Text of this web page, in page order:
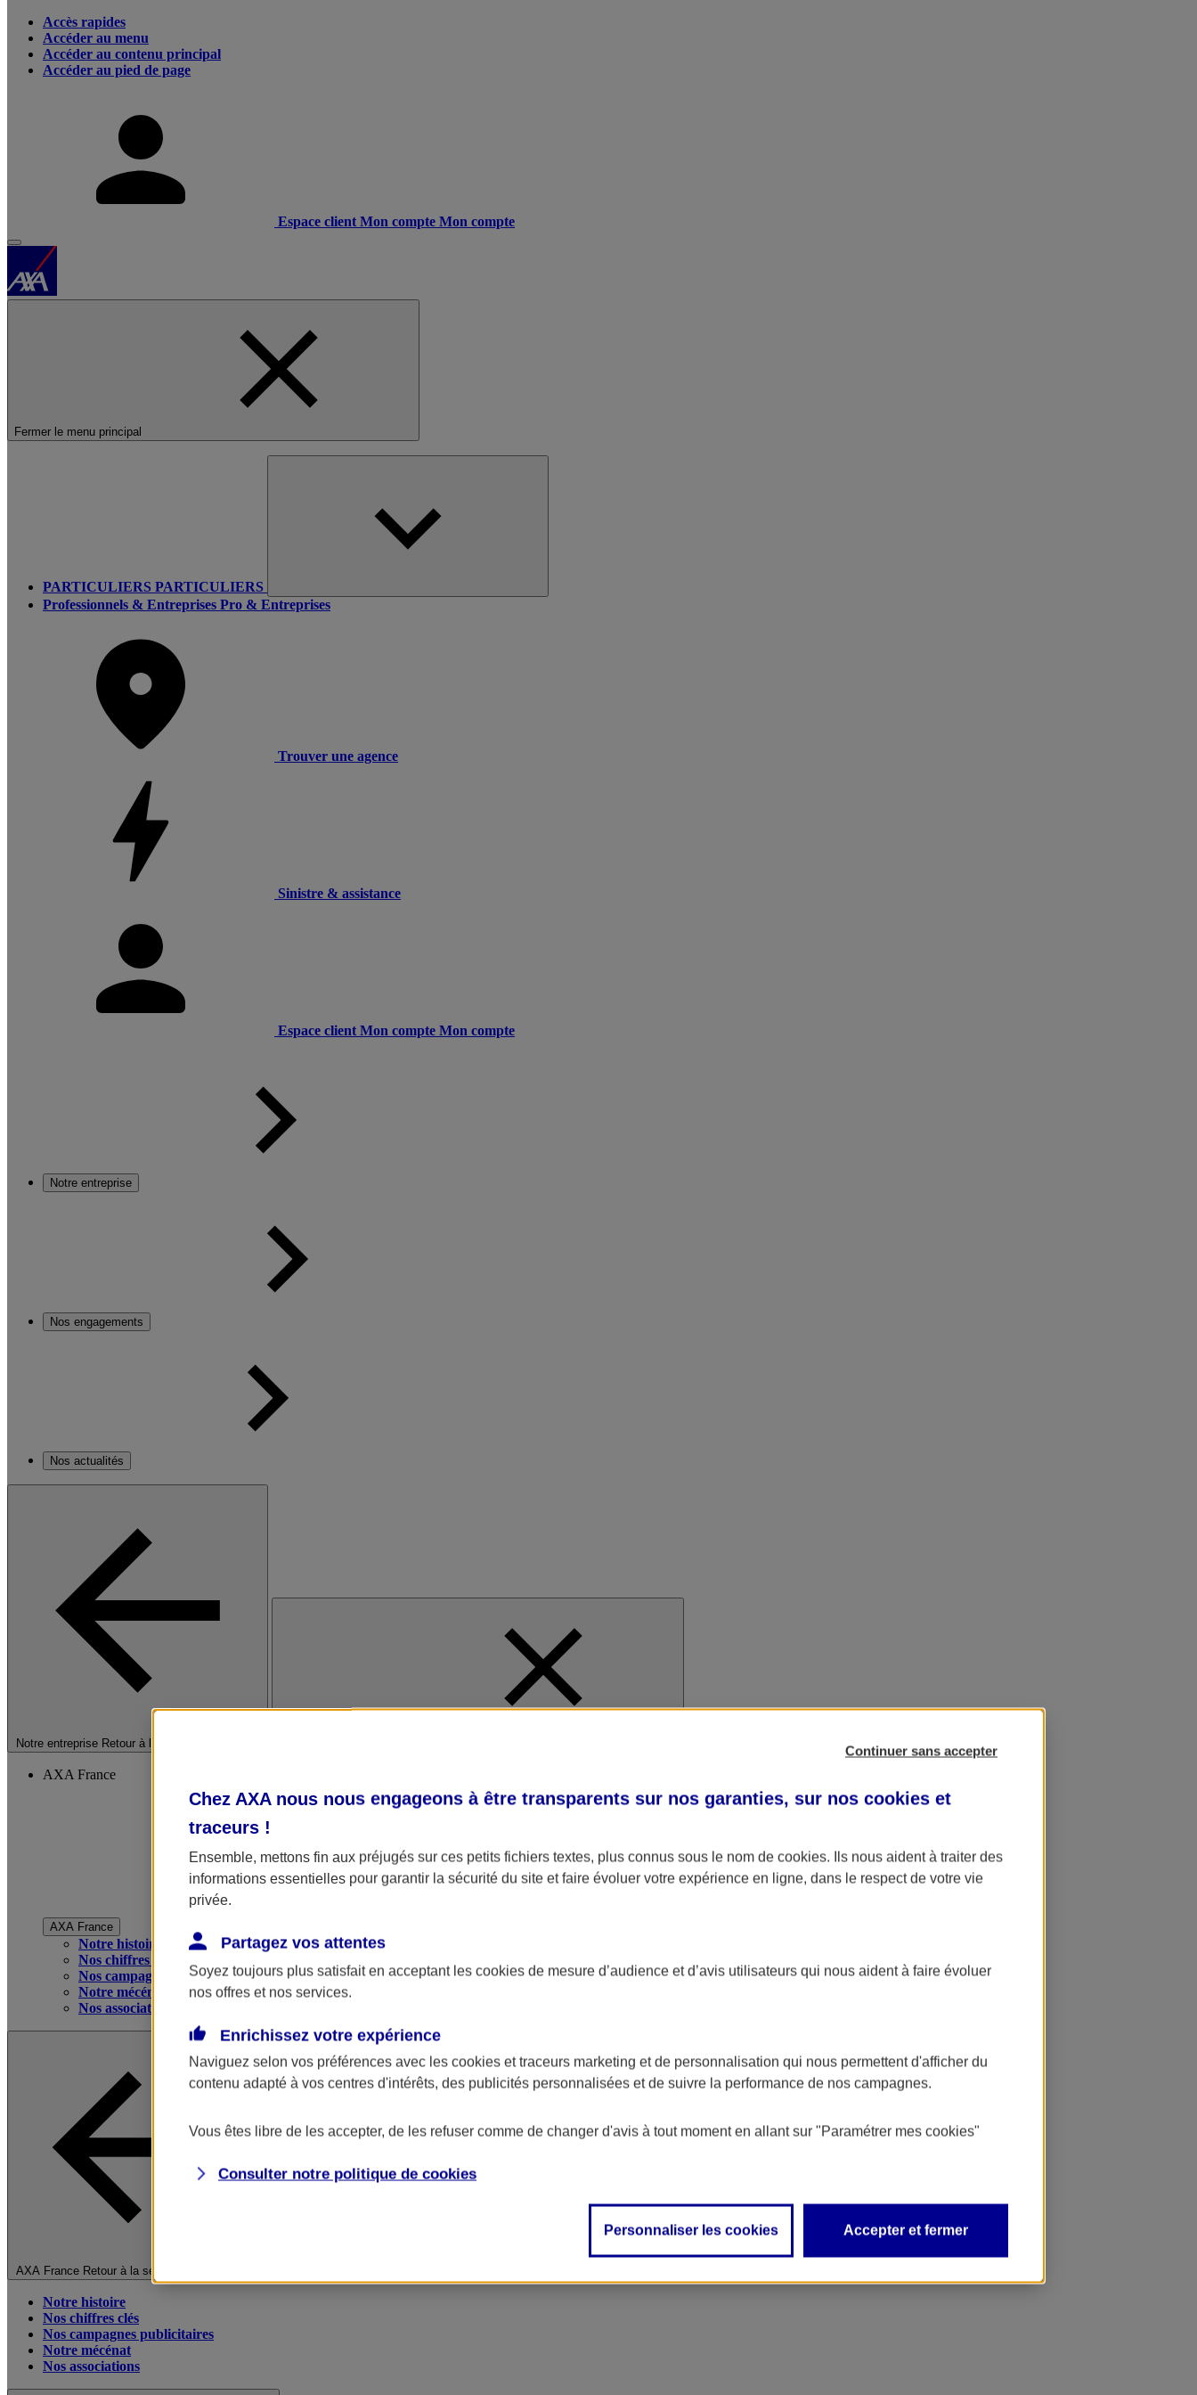
Accès rapides
Accéder au menu
Accéder au contenu principal
Accéder au pied de page
Espace client Mon compte Mon compte
Fermer le menu principal
PARTICULIERS PARTICULIERS
Professionnels & Entreprises Pro & Entreprises
Trouver une agence
Sinistre & assistance
Espace client Mon compte Mon compte
Notre entreprise
Nos engagements
Nos actualités
Notre entreprise Retour à la section précédente
AXA France
AXA France
Notre histoire
Nos chiffres clés
Nos campagnes publicitaires
Notre mécénat
Nos associations
AXA France Retour à la section précédente
Notre histoire
Nos chiffres clés
Nos campagnes publicitaires
Notre mécénat
Nos associations
Continuer sans accepter
Chez AXA nous nous engageons à être transparents sur nos garanties, sur nos cookies et
traceurs !
Ensemble, mettons fin aux préjugés sur ces petits fichiers textes, plus connus sous le nom de cookies. Ils nous aident à traiter des
informations essentielles pour garantir la sécurité du site et faire évoluer votre expérience en ligne, dans le respect de votre vie
privée.
Partagez vos attentes
Soyez toujours plus satisfait en acceptant les cookies de mesure d’audience et d’avis utilisateurs qui nous aident à faire évoluer
nos offres et nos services.
Enrichissez votre expérience
Naviguez selon vos préférences avec les cookies et traceurs marketing et de personnalisation qui nous permettent d'afficher du
contenu adapté à vos centres d'intérêts, des publicités personnalisées et de suivre la performance de nos campagnes.
Vous êtes libre de les accepter, de les refuser comme de changer d'avis à tout moment en allant sur "Paramétrer mes cookies"
Consulter notre politique de cookies
Personnaliser les cookies Accepter et fermer